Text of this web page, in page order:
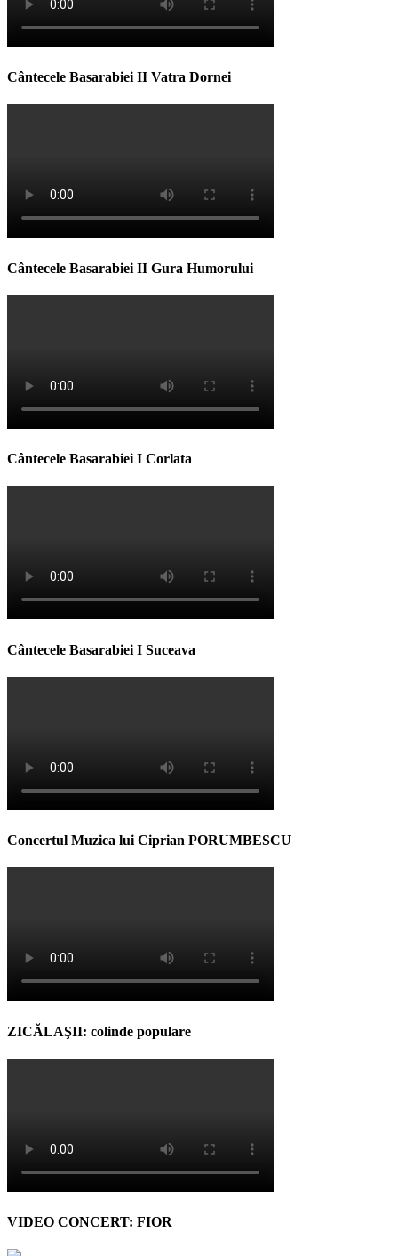
Cântecele Basarabiei II Vatra Dornei
Cântecele Basarabiei II Gura Humorului
Cântecele Basarabiei I Corlata
Cântecele Basarabiei I Suceava
Concertul Muzica lui Ciprian PORUMBESCU
ZICĂLAŞII: colinde populare
VIDEO CONCERT: FIOR